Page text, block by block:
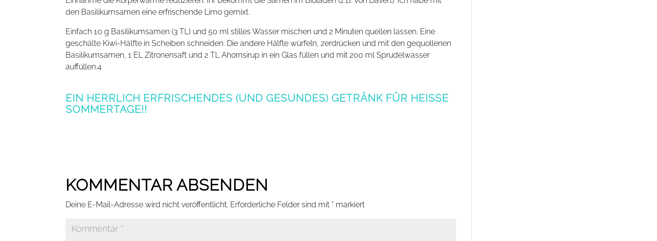
den Basilikumsamen eine erfrischende Limo gemixt.
Einfach 10 g Basilikumsamen (3 TL) und 50 ml stilles Wasser mischen und 2 Minuten quellen lassen. Eine
geschälte Kiwi-Hälfte in Scheiben schneiden. Die andere Hälfte würfeln, zerdrücken und mit den gequollenen
Basilikumsamen, 1 EL Zitronensaft und 2 TL Ahornsirup in ein Glas füllen und mit 200 ml Sprudelwasser
auffüllen.4
EIN HERRLICH ERFRISCHENDES (UND GESUNDES) GETRÄNK FÜR HEISSE S
OMMERTAGE!!
KOMMENTAR ABSENDEN
Deine E-Mail-Adresse wird nicht veröffentlicht. Erforderliche Felder sind mit * markiert